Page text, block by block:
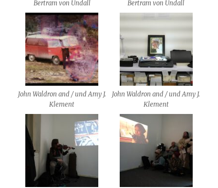
Bertram von Undall Bertram von Undall
John Waldron and / und Amy J.
Klement
John Waldron and / und Amy J.
Klement